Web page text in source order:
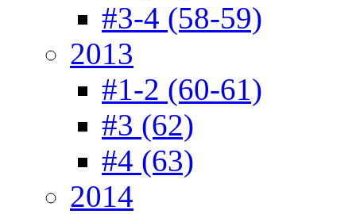
#3-4 (58-59)
2013
#1-2 (60-61)
#3 (62)
#4 (63)
2014